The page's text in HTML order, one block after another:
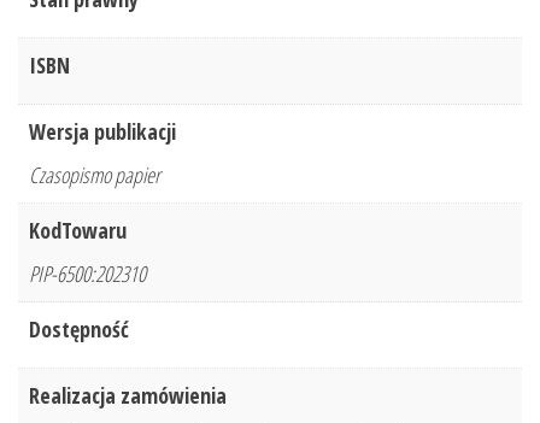
ISBN
Wersja publikacji
Czasopismo papier
KodTowaru
PIP-6500:202310
Dostępność
Realizacja zamówienia